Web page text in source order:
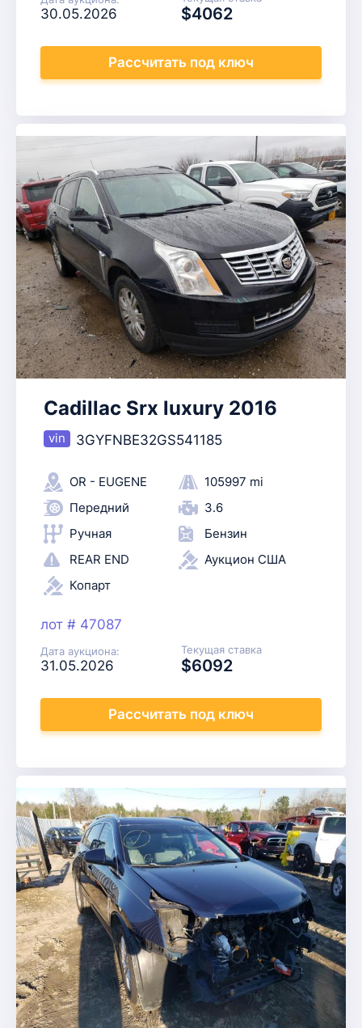
30.05.2026 $4062
Рассчитать под ключ
Cadillac Srx luxury 2016
3GYFNBE32GS541185
OR - EUGENE
105997 mi
Передний
3.6
Ручная
Бензин
REAR END
Аукцион США
Копарт
лот # 47087
Дата аукциона:
31.05.2026
Текущая ставка
$6092
Рассчитать под ключ